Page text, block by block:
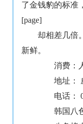
了金钱豹的标准
[page]
却相差几倍
新鲜。
消费：人
地址： 威
电话：
韩国八